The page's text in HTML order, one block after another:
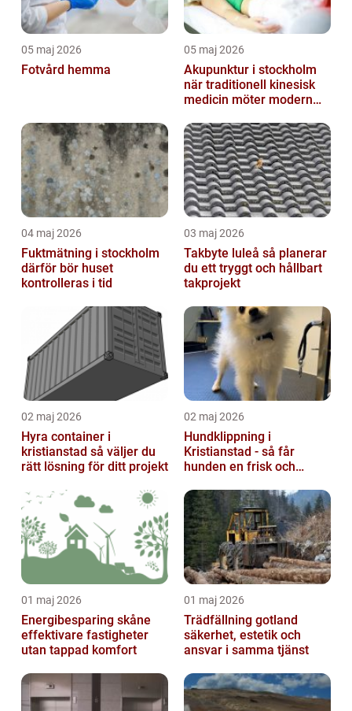
05 maj 2026
Fotvård hemma
05 maj 2026
Akupunktur i stockholm
när traditionell kinesisk
medicin möter modern
04 maj 2026
Fuktmätning i stockholm
därför bör huset
kontrolleras i tid
03 maj 2026
Takbyte luleå så planerar
du ett tryggt och hållbart
takprojekt
02 maj 2026
Hyra container i
kristianstad så väljer du
rätt lösning för ditt projekt
02 maj 2026
Hundklippning i
Kristianstad - så får
hunden en frisk och
01 maj 2026
Energibesparing skåne
effektivare fastigheter
utan tappad komfort
01 maj 2026
Trädfällning gotland
säkerhet, estetik och
ansvar i samma tjänst